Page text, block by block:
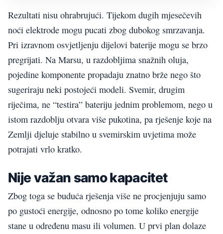
Rezultati nisu ohrabrujući. Tijekom dugih mjesečevih
noći elektrode mogu pucati zbog dubokog smrzavanja.
Pri izravnom osvjetljenju dijelovi baterije mogu se brzo
pregrijati. Na Marsu, u razdobljima snažnih oluja,
pojedine komponente propadaju znatno brže nego što
sugeriraju neki postojeći modeli. Svemir, drugim
riječima, ne “testira” bateriju jednim problemom, nego u
istom razdoblju otvara više pukotina, pa rješenje koje na
Zemlji djeluje stabilno u svemirskim uvjetima može
potrajati vrlo kratko.
Nije važan samo kapacitet
Zbog toga se buduća rješenja više ne procjenjuju samo
po gustoći energije, odnosno po tome koliko energije
stane u određenu masu ili volumen. U prvi plan dolaze